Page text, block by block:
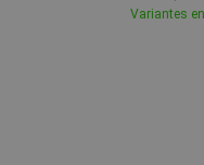
Variantes